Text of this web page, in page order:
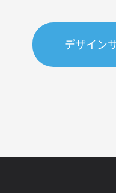
デザイン